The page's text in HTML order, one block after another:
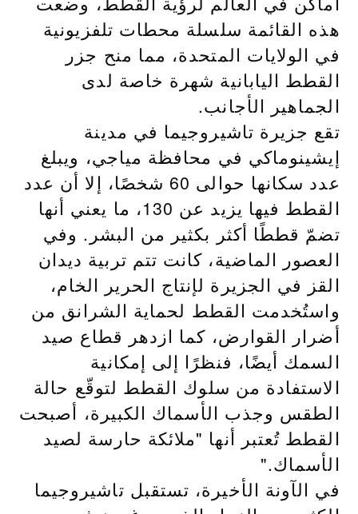
هذه القائمة سلسلة محطات تلفزيونية
في الولايات المتحدة، مما منح جزر
القطط اليابانية شهرة خاصة لدى
الجماهير الأجانب.
تقع جزيرة تاشيروجيما في مدينة
إيشينوماكي في محافظة مياجي، ويبلغ
عدد سكانها حوالى 60 شخصًا، إلا أن عدد
القطط فيها يزيد عن 130، ما يعني أنها
تضمّ قططًا أكثر بكثير من البشر. وفي
العصور الماضية، كانت تتم تربية ديدان
القز في الجزيرة لإنتاج الحرير الخام،
واستُخدمت القطط لحماية الشرانق من
أضرار القوارض، كما ازدهر قطاع صيد
السمك أيضًا، فنظرًا إلى إمكانية
الاستفادة من سلوك القطط لتوقّع حالة
الطقس وجذب الأسماك الكبيرة، أصبحت
القطط تُعتبر أنها "ملائكة حارسة لصيد
الأسماك."
في الآونة الأخيرة، تستقبل تاشيروجيما